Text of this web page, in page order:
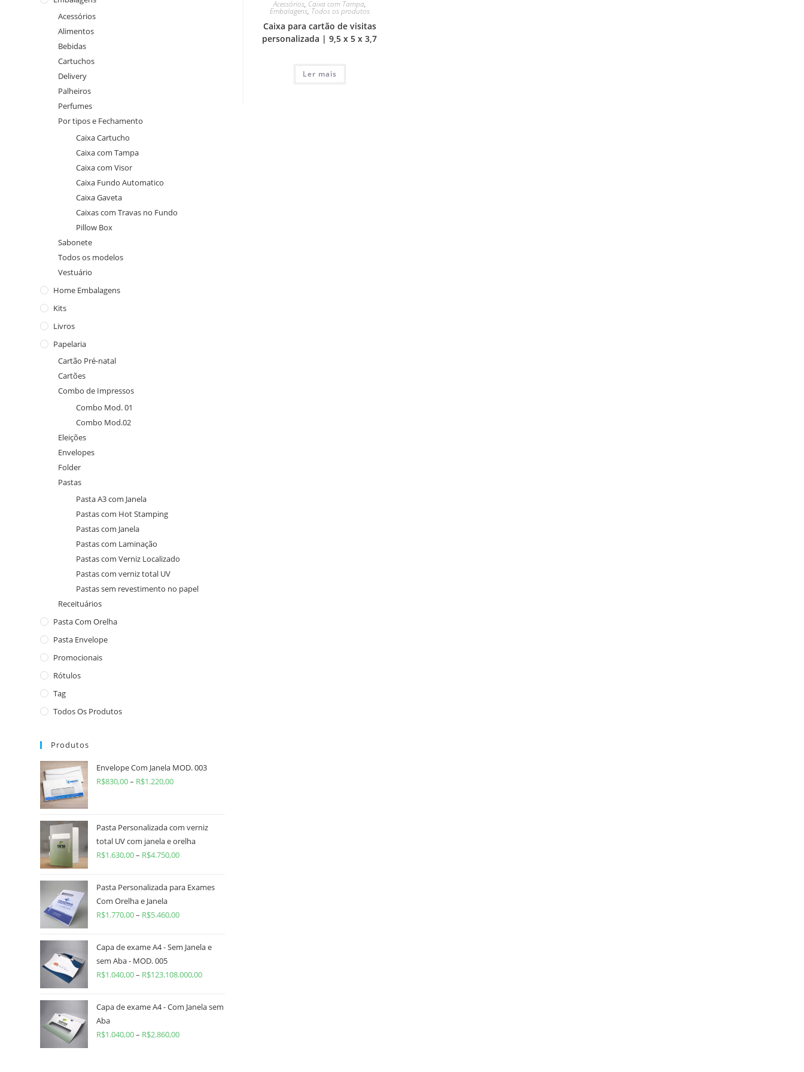
Acessórios, Caixa com Tampa,
Embalagens, Todos os produtos
Caixa para cartão de visitas
personalizada | 9,5 x 5 x 3,7
Ler mais
Acessórios
Alimentos
Bebidas
Cartuchos
Delivery
Palheiros
Perfumes
Por tipos e Fechamento
Caixa Cartucho
Caixa com Tampa
Caixa com Visor
Caixa Fundo Automatico
Caixa Gaveta
Caixas com Travas no Fundo
Pillow Box
Sabonete
Todos os modelos
Vestuário
Home Embalagens
Kits
Livros
Papelaria
Cartão Pré-natal
Cartões
Combo de Impressos
Combo Mod. 01
Combo Mod.02
Eleições
Envelopes
Folder
Pastas
Pasta A3 com Janela
Pastas com Hot Stamping
Pastas com Janela
Pastas com Laminação
Pastas com Verniz Localizado
Pastas com verniz total UV
Pastas sem revestimento no papel
Receituários
Pasta Com Orelha
Pasta Envelope
Promocionais
Rótulos
Tag
Todos Os Produtos
Produtos
Envelope Com Janela MOD. 003
R$830,00– R$1.220,00
Pasta Personalizada com verniz
total UV com janela e orelha
R$1.630,00– R$4.750,00
Pasta Personalizada para Exames
Com Orelha e Janela
R$1.770,00– R$5.460,00
Capa de exame A4 - Sem Janela e
sem Aba - MOD. 005
R$1.040,00– R$123.108.000,00
Capa de exame A4 - Com Janela sem
Aba
R$1.040,00– R$2.860,00